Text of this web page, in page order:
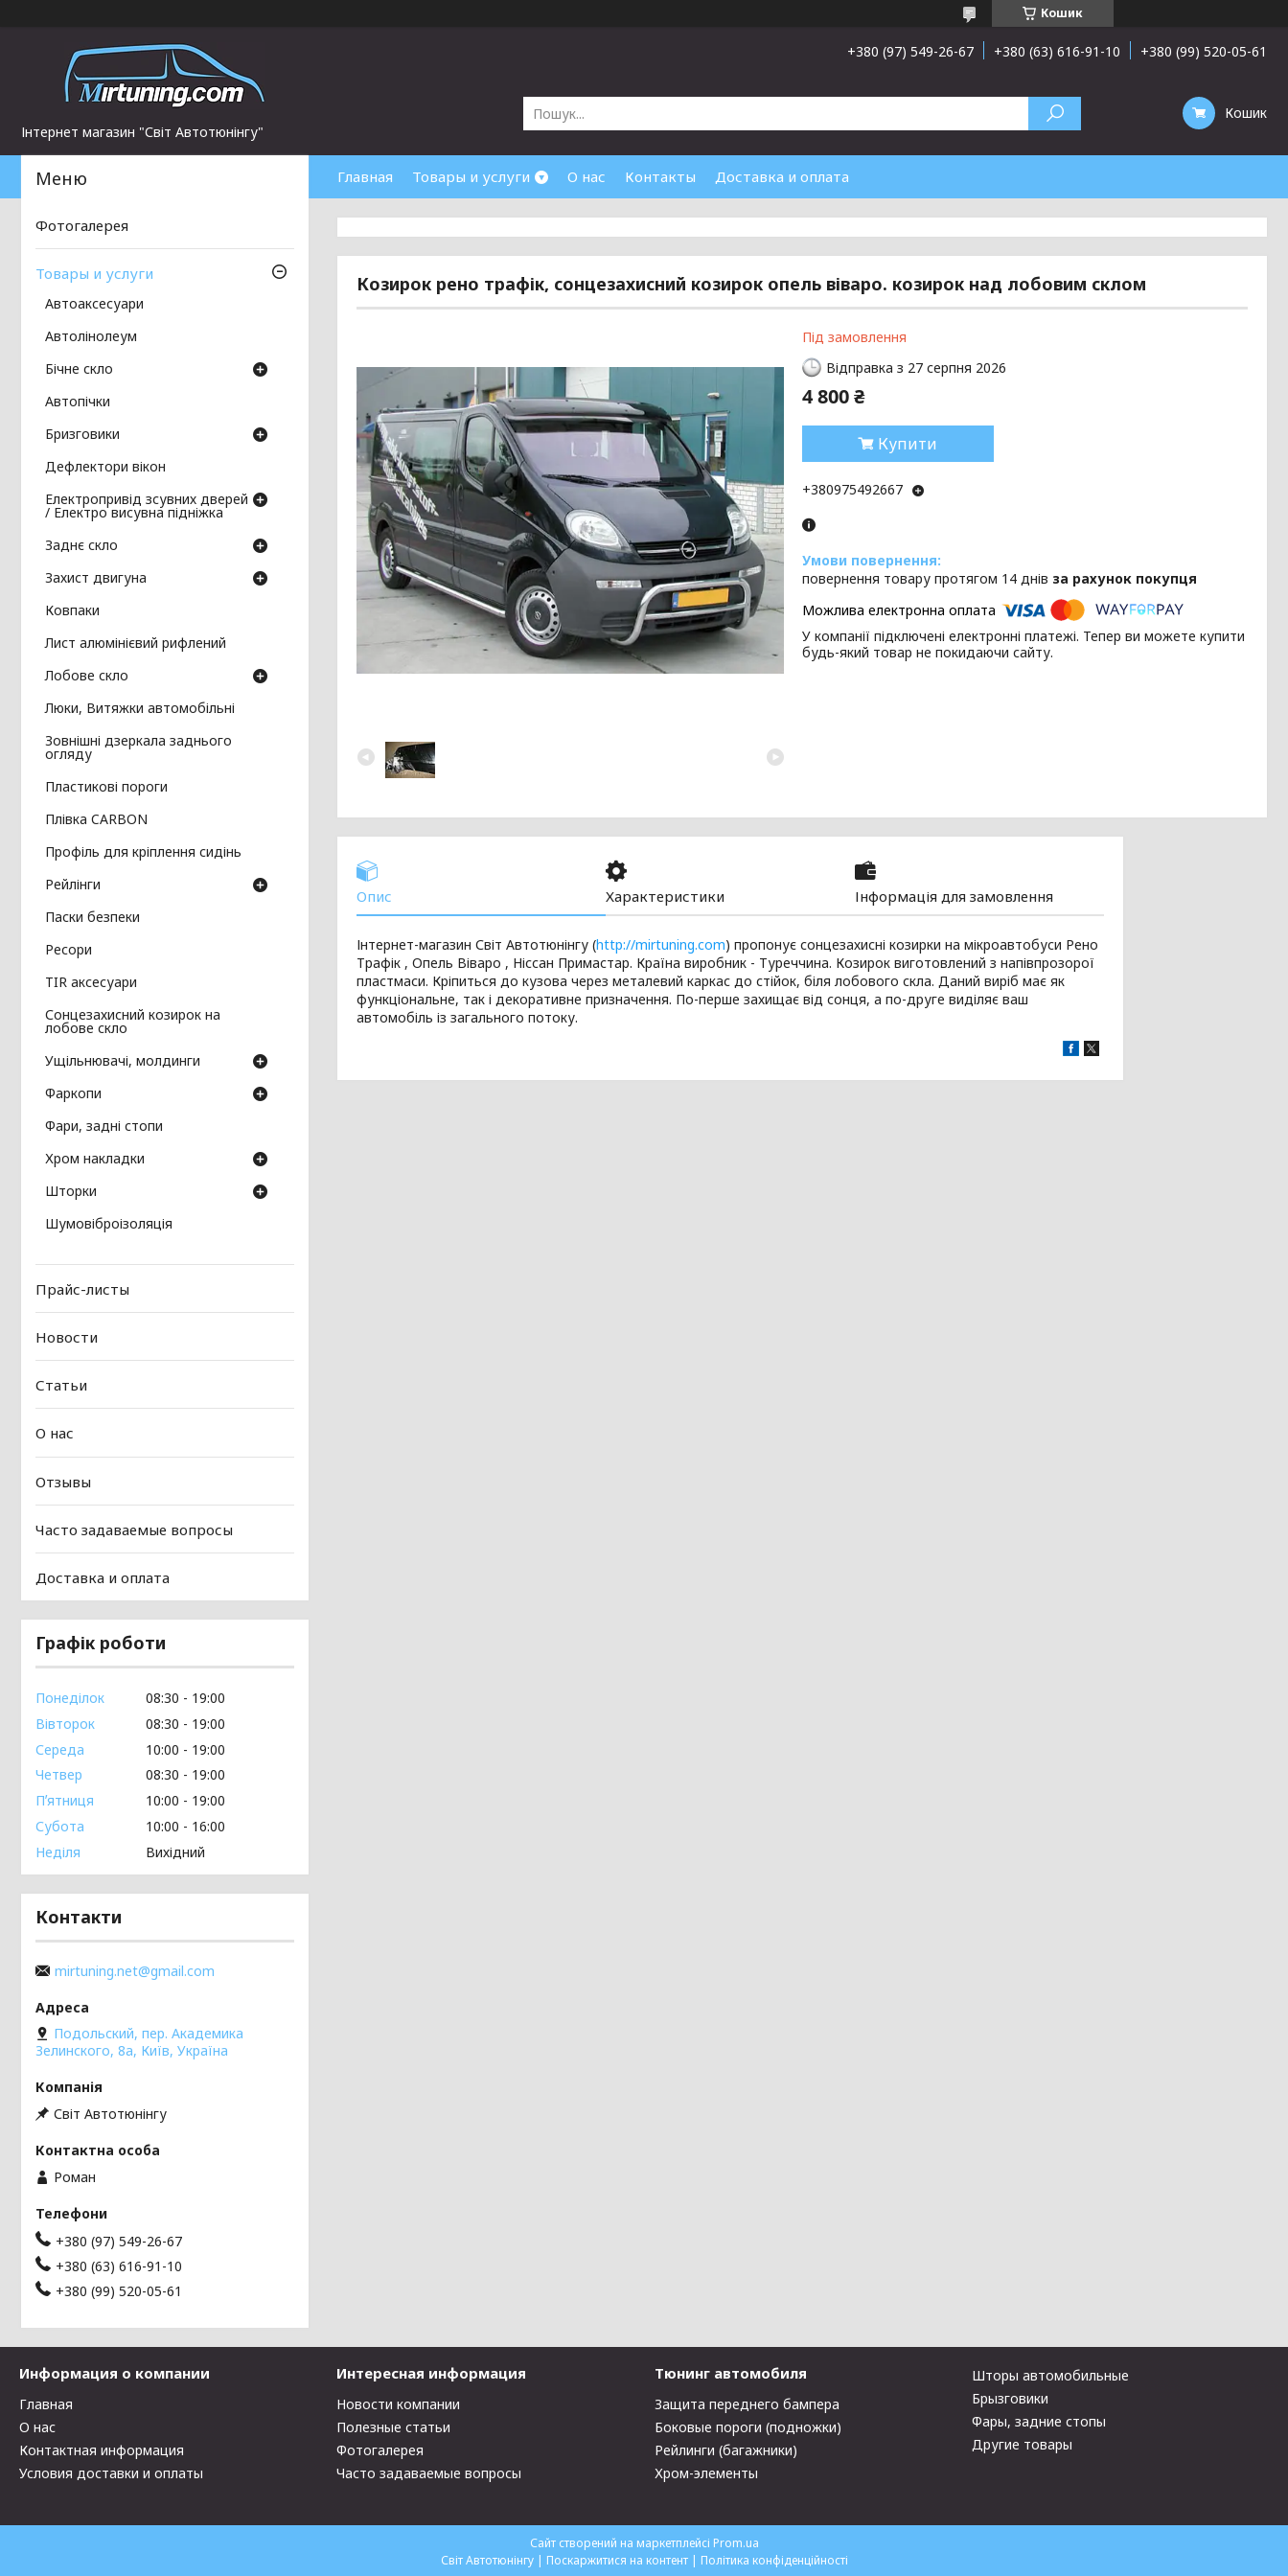
Кошик
Інтернет магазин "Світ Автотюнінгу"
+380 (97) 549-26-67 +380 (63) 616-91-10 +380 (99) 520-05-61
Кошик
Главная Товары и услуги О нас Контакты Доставка и оплата
Козирок рено трафік, сонцезахисний козирок опель віваро. козирок над лобовим склом
Під замовлення
Відправка з 27 серпня 2026
4 800 ₴
Купити
+380975492667
повернення товару протягом 14 днів за рахунок покупця
У компанії підключені електронні платежі. Тепер ви можете купити
будь-який товар не покидаючи сайту.
Опис Характеристики Інформація для замовлення
Інтернет-магазин Світ Автотюнінгу (http://mirtuning.com) пропонує сонцезахисні козирки на мікроавтобуси Рено
Трафік , Опель Віваро , Ніссан Примастар. Країна виробник - Туреччина. Козирок виготовлений з напівпрозорої
пластмаси. Кріпиться до кузова через металевий каркас до стійок, біля лобового скла. Даний виріб має як
функціональне, так і декоративне призначення. По-перше захищає від сонця, а по-друге виділяє ваш
автомобіль із загального потоку.
Фотогалерея
Товары и услуги
Автоаксесуари
Автолінолеум
Бічне скло
Автопічки
Бризговики
Дефлектори вікон
Електропривід зсувних дверей
/ Електро висувна підніжка
Заднє скло
Захист двигуна
Ковпаки
Лист алюмінієвий рифлений
Лобове скло
Люки, Витяжки автомобільні
Зовнішні дзеркала заднього
огляду
Пластикові пороги
Плівка CARBON
Профіль для кріплення сидінь
Рейлінги
Паски безпеки
Ресори
TIR аксесуари
Сонцезахисний козирок на
лобове скло
Ущільнювачі, молдинги
Фаркопи
Фари, задні стопи
Хром накладки
Шторки
Шумовіброізоляція
Прайс-листы
Новости
Статьи
О нас
Отзывы
Часто задаваемые вопросы
Доставка и оплата
Графік роботи
Понеділок 08:30
19:00
Вівторок
08:30
19:00
Середа
10:00
19:00
Четвер
08:30
19:00
Пʼятниця
10:00
19:00
Субота
10:00
16:00
Неділя
Вихідний
Контакти
mirtuning.net@gmail.com
Подольский, пер. Академика
Зелинского, 8а, Київ, Україна
Світ Автотюнінгу
Роман
+380 (97) 549-26-67
+380 (63) 616-91-10
+380 (99) 520-05-61
Информация о компании
Главная
О нас
Контактная информация
Условия доставки и оплаты
Интересная информация
Новости компании
Полезные статьи
Фотогалерея
Часто задаваемые вопросы
Тюнинг автомобиля
Защита переднего бампера
Боковые пороги (подножки)
Рейлинги (багажники)
Хром-элементы
Шторы автомобильные
Брызговики
Фары, задние стопы
Другие товары
Сайт створений на маркетплейсі Prom.ua
Світ Автотюнінгу | Поскаржитися на контент | Політика конфіденційності